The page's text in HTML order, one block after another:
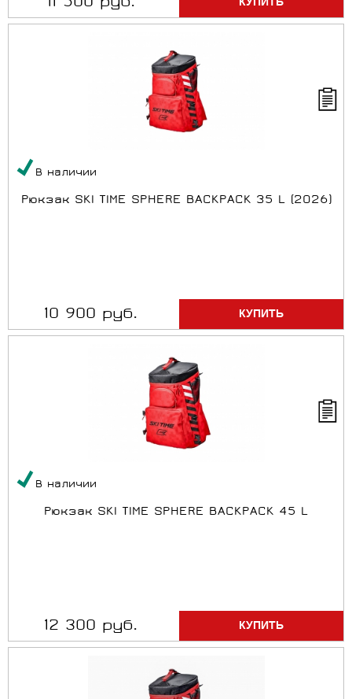
В наличии
Рюкзак SKI TIME SPHERE BACKPACK 35 L (2026)
10 900 руб.
В наличии
Рюкзак SKI TIME SPHERE BACKPACK 45 L
12 300 руб.